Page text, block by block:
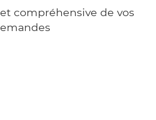
compréhensive de vos